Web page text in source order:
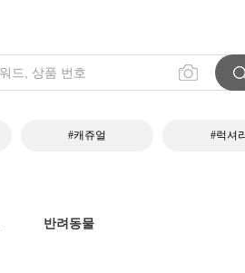
#캐쥬얼 #럭셔
반려동물